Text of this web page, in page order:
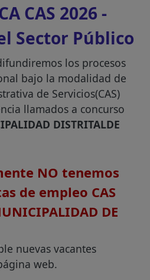
CAS 2026 -
Sector Público
los procesos
bajo la modalidad de
de Servicios(CAS)
llamados a concurso
DISTRITALDE
NO tenemos
de empleo CAS
DE
nuevas vacantes
web.